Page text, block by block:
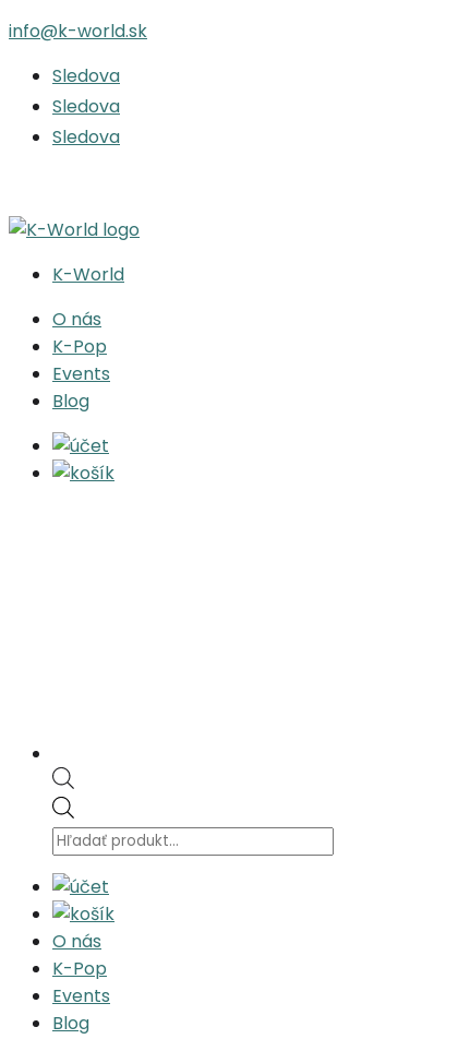
info@k-world.sk
Sledova
Sledova
Sledova
K-World
O nás
K-Pop
Events
Blog
search
O nás
K-Pop
Events
Blog